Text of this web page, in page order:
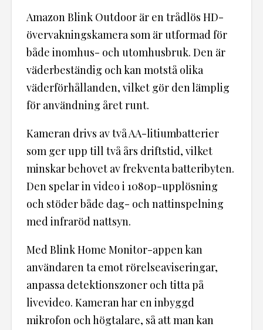
Amazon Blink Outdoor är en trådlös HD-
övervakningskamera som är utformad för
både inomhus- och utomhusbruk. Den är
väderbeständig och kan motstå olika
väderförhållanden, vilket gör den lämplig
för användning året runt.
Kameran drivs av två AA-litiumbatterier
som ger upp till två års driftstid, vilket
minskar behovet av frekventa batteribyten.
Den spelar in video i 1080p-upplösning
och stöder både dag- och nattinspelning
med infraröd nattsyn.
Med Blink Home Monitor-appen kan
användaren ta emot rörelseaviseringar,
anpassa detektionszoner och titta på
livevideo. Kameran har en inbyggd
mikrofon och högtalare, så att man kan